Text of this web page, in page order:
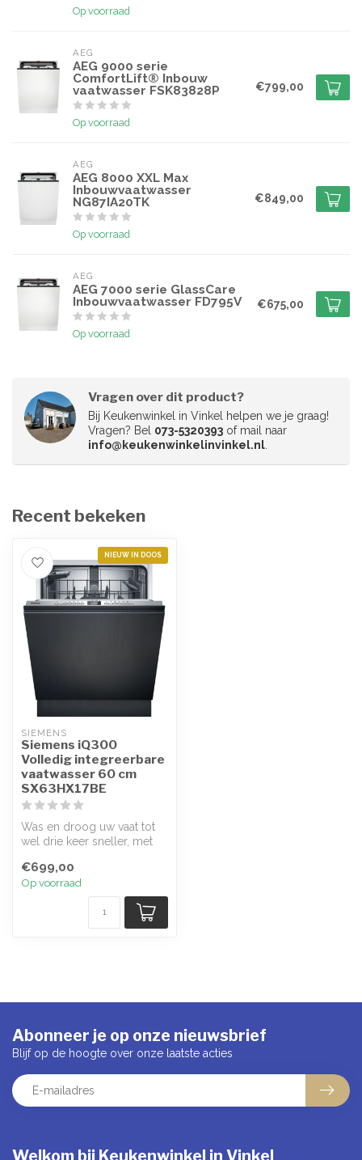
Op voorraad
AEG
AEG 9000 serie
ComfortLift® Inbouw
vaatwasser FSK83828P
Op voorraad
€799,00
AEG
AEG 8000 XXL Max
Inbouwvaatwasser
NG87IA20TK
Op voorraad
€849,00
AEG
AEG 7000 serie GlassCare
Inbouwvaatwasser FD795V
Op voorraad
€675,00
Vragen over dit product?
Bij Keukenwinkel in Vinkel helpen we je graag!
Vragen? Bel 073-5320393 of mail naar
info@keukenwinkelinvinkel.nl.
Recent bekeken
NIEUW IN DOOS
SIEMENS
Siemens iQ300
Volledig integreerbare
vaatwasser 60 cm
SX63HX17BE
Was en droog uw vaat tot
wel drie keer sneller, met
result...
€699,00
Op voorraad
Welkom bij Keukenwinkel in Vinkel
Abonneer je op onze nieuwsbrief
Blijf op de hoogte over onze laatste acties